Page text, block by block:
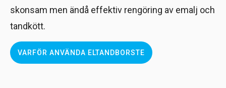
skonsam men ändå effektiv rengöring av emalj och
tandkött.
VARFÖR ANVÄNDA ELTANDBORSTE